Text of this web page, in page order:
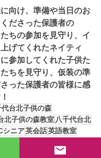
向け、準備や当日のお
ださった保護者の
ちの参加を見守り、イ
げてくれたネイティ
参加してくれた子供た
ちを見守り、仮装の準
った保護者の皆様に感
代台北子供の森
北子供の森教室 八千代台北
シニア英会話英語教室
小学生暗唱発表